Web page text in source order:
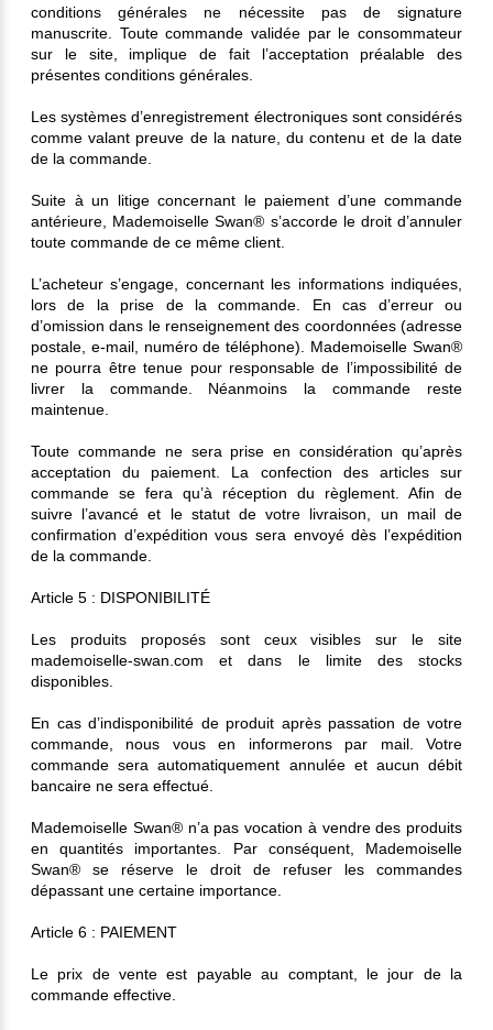
conditions générales ne nécessite pas de signature
manuscrite. Toute commande validée par le consommateur
sur le site, implique de fait l’acceptation préalable des
présentes conditions générales.
Les systèmes d’enregistrement électroniques sont considérés
comme valant preuve de la nature, du contenu et de la date
de la commande.
Suite à un litige concernant le paiement d’une commande
antérieure, Mademoiselle Swan® s’accorde le droit d’annuler
toute commande de ce même client.
L’acheteur s’engage, concernant les informations indiquées,
lors de la prise de la commande. En cas d’erreur ou
d’omission dans le renseignement des coordonnées (adresse
postale, e-mail, numéro de téléphone). Mademoiselle Swan®
ne pourra être tenue pour responsable de l’impossibilité de
livrer la commande. Néanmoins la commande reste
maintenue.
Toute commande ne sera prise en considération qu’après
acceptation du paiement. La confection des articles sur
commande se fera qu’à réception du règlement. Afin de
suivre l’avancé et le statut de votre livraison, un mail de
confirmation d’expédition vous sera envoyé dès l’expédition
de la commande.
Article 5 : DISPONIBILITÉ
Les produits proposés sont ceux visibles sur le site
mademoiselle-swan.com et dans le limite des stocks
disponibles.
En cas d’indisponibilité de produit après passation de votre
commande, nous vous en informerons par mail. Votre
commande sera automatiquement annulée et aucun débit
bancaire ne sera effectué.
Mademoiselle Swan® n’a pas vocation à vendre des produits
en quantités importantes. Par conséquent, Mademoiselle
Swan® se réserve le droit de refuser les commandes
dépassant une certaine importance.
Article 6 : PAIEMENT
Le prix de vente est payable au comptant, le jour de la
commande effective.